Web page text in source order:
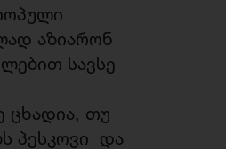
აზიარონ
სავსე
ცხადია, თუ
პესკოვი და